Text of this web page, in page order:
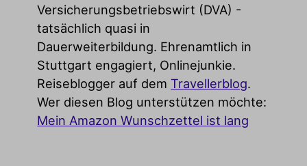
Versicherungsbetriebswirt (DVA) -
tatsächlich quasi in
Dauerweiterbildung. Ehrenamtlich in
Stuttgart engagiert, Onlinejunkie.
Reiseblogger auf dem Travellerblog.
Wer diesen Blog unterstützen möchte:
Mein Amazon Wunschzettel ist lang